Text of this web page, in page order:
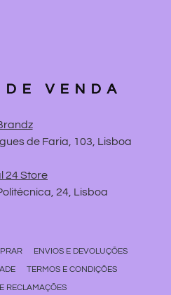
DE VENDA
de Faria, 103, Lisboa
24 Store
24, Lisboa
ENVIOS E DEVOLUÇÕES
TERMOS E CONDIÇÕES
RECLAMAÇÕES